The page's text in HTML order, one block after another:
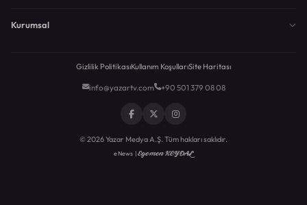
Kurumsal
Gizlilik PolitikasıKullanım KoşullarıSite Haritası
info@yazartv.com +90 501 379 08 08
© 2026 Yazar Medya A.Ş. Tüm hakları saklıdır.
eNews |Egemen KEYDAL